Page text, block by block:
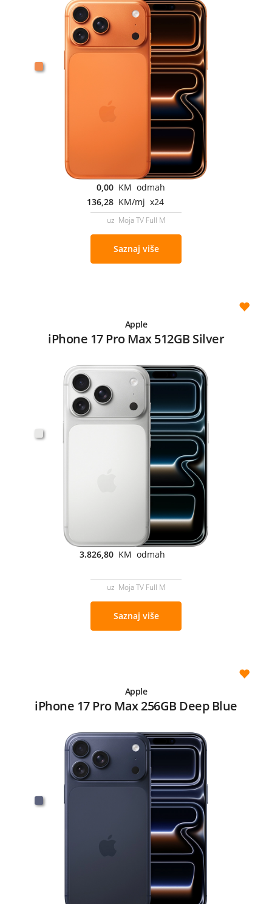
0,00 KM odmah
136,28 KM/mj x24
uz Moja TV Full M
Saznaj više
Apple
iPhone 17 Pro Max 512GB Silver
3.826,80 KM odmah
uz Moja TV Full M
Saznaj više
Apple
iPhone 17 Pro Max 256GB Deep Blue